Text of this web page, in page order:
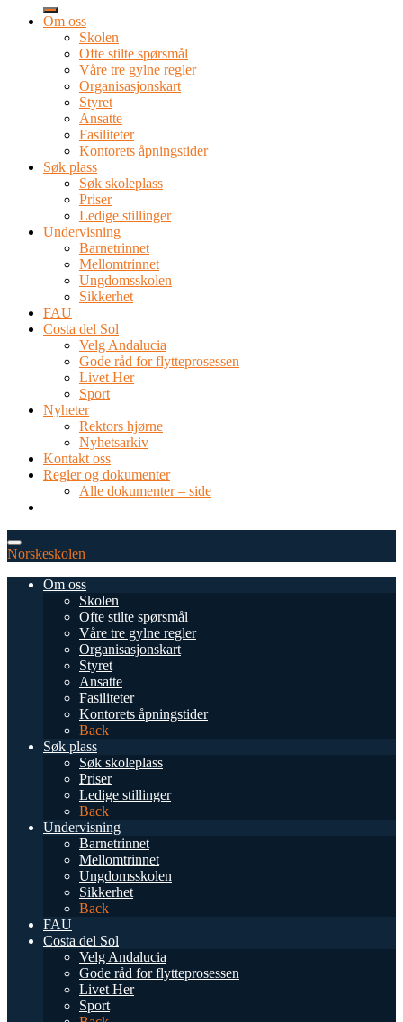
Om oss
Skolen
Ofte stilte spørsmål
Våre tre gylne regler
Organisasjonskart
Styret
Ansatte
Fasiliteter
Kontorets åpningstider
Søk plass
Søk skoleplass
Priser
Ledige stillinger
Undervisning
Barnetrinnet
Mellomtrinnet
Ungdomsskolen
Sikkerhet
FAU
Costa del Sol
Velg Andalucia
Gode råd for flytteprosessen
Livet Her
Sport
Nyheter
Rektors hjørne
Nyhetsarkiv
Kontakt oss
Regler og dokumenter
Alle dokumenter – side
Norskeskolen
Om oss
Skolen
Ofte stilte spørsmål
Våre tre gylne regler
Organisasjonskart
Styret
Ansatte
Fasiliteter
Kontorets åpningstider
Back
Søk plass
Søk skoleplass
Priser
Ledige stillinger
Back
Undervisning
Barnetrinnet
Mellomtrinnet
Ungdomsskolen
Sikkerhet
Back
FAU
Costa del Sol
Velg Andalucia
Gode råd for flytteprosessen
Livet Her
Sport